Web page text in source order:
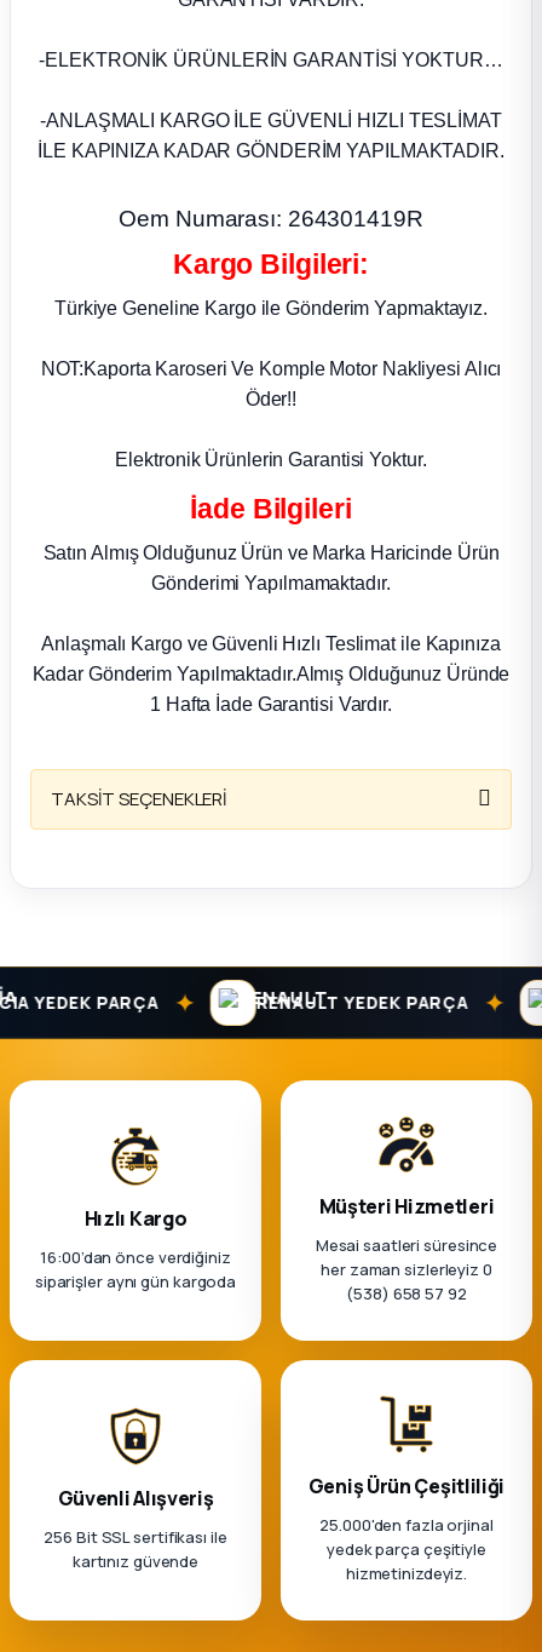
-ELEKTRONİK ÜRÜNLERİN GARANTİSİ YOKTUR…
-ANLAŞMALI KARGO İLE GÜVENLİ HIZLI TESLİMAT
İLE KAPINIZA KADAR GÖNDERİM YAPILMAKTADIR.
Oem Numarası: 264301419R
Kargo Bilgileri:
Türkiye Geneline Kargo ile Gönderim Yapmaktayız.
NOT:Kaporta Karoseri Ve Komple Motor Nakliyesi Alıcı
Öder!!
Elektronik Ürünlerin Garantisi Yoktur.
İade Bilgileri
Satın Almış Olduğunuz Ürün ve Marka Haricinde Ürün
Gönderimi Yapılmamaktadır.
Anlaşmalı Kargo ve Güvenli Hızlı Teslimat ile Kapınıza
Kadar Gönderim Yapılmaktadır.Almış Olduğunuz Üründe
1 Hafta İade Garantisi Vardır.
TAKSİT SEÇENEKLERİ
YEDEK PARÇA ✦ RENAULT YEDEK PARÇA ✦
Hızlı Kargo
16:00’dan önce verdiğiniz
siparişler aynı gün kargoda
Müşteri Hizmetleri
Mesai saatleri süresince
her zaman sizlerleyiz 0
(538) 658 57 92
Güvenli Alışveriş
256 Bit SSL sertifikası ile
kartınız güvende
Geniş Ürün Çeşitliliği
25.000'den fazla orjinal
yedek parça çeşitiyle
hizmetinizdeyiz.